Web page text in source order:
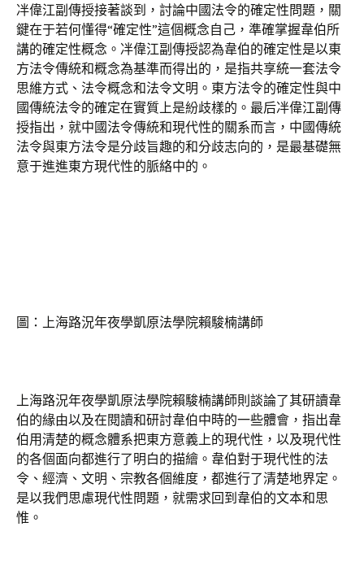
冸偉江副傳授接著談到，討論中國法令的確定性問題，關
鍵在于若何懂得“確定性”這個概念自己，準確掌握韋伯所
講的確定性概念。冸偉江副傳授認為韋伯的確定性是以東
方法令傳統和概念為基準而得出的，是指共享統一套法令
思維方式、法令概念和法令文明。東方法令的確定性與中
國傳統法令的確定在實質上是紛歧樣的。最后冸偉江副傳
授指出，就中國法令傳統和現代性的關系而言，中國傳統
法令與東方法令是分歧旨趣的和分歧志向的，是最基礎無
意于進進東方現代性的脈絡中的。
圖：上海路況年夜學凱原法學院賴駿楠講師
上海路況年夜學凱原法學院賴駿楠講師則談論了其研讀韋
伯的緣由以及在閱讀和研討韋伯中時的一些體會，指出韋
伯用清楚的概念體系把東方意義上的現代性，以及現代性
的各個面向都進行了明白的描繪。韋伯對于現代性的法
令、經濟、文明、宗教各個維度，都進行了清楚地界定。
是以我們思慮現代性問題，就需求回到韋伯的文本和思
惟。